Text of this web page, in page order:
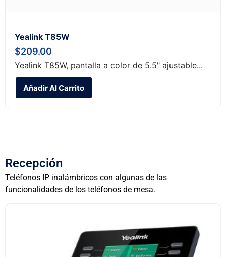
Yealink T85W
$209.00
Yealink T85W, pantalla a color de 5.5" ajustable...
Añadir Al Carrito
Recepción
Teléfonos IP inalámbricos con algunas de las
funcionalidades de los teléfonos de mesa.